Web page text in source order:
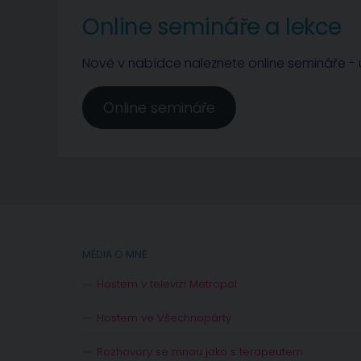
Online semináře a lekce
Nově v nabídce naleznete online semináře -
Online semináře
MÉDIA O MNĚ
Hostem v televizi Metropol
Hostem ve Všechnopárty
Rozhovory se mnou jako s terapeutem